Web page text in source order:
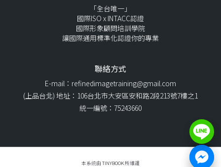
「全台唯一」
國際ISO x INTACC認證
國際形象顧問培訓學院
讓國際通用標準化認證你的專業
聯絡方式
E-mail：refinedimagetraining@gmail.com
(上品台北) 地址：106台北市大安區安和路2段213號7樓之1
統一編號：75243660
本系統由 TINYBOOK所維護